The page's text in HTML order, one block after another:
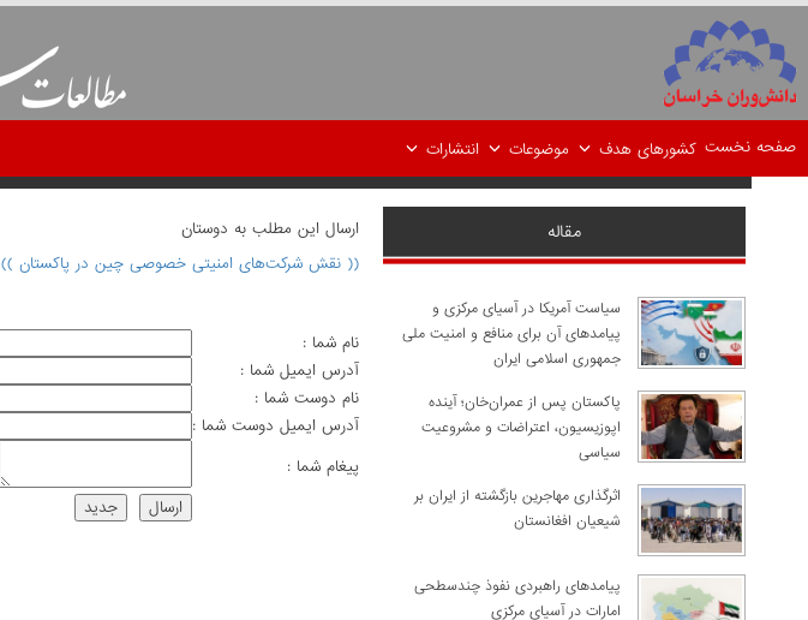
صفحه نخست کشورهای هدف موضوعات انتشارات
مقاله
سیاست آمریکا در آسیای مرکزی و
پیامدهای آن برای منافع و امنیت ملی
جمهوری اسلامی ایران
پاکستان پس از عمران‌خان؛ آینده
اپوزیسیون، اعتراضات و مشروعیت
سیاسی
اثرگذاری مهاجرین بازگشته از ایران بر
شیعیان افغانستان
پیامدهای راهبردی نفوذ چندسطحی
امارات در آسیای مرکزی
ارسال اين مطلب به دوستان
(( نقش شرکت‏‌های امنیتی خصوصی چین در پاکستان ))
نام شما :
آدرس ايميل شما :
نام دوست شما :
آدرس ايميل دوست شما :
پيغام شما :
ارسال
جديد